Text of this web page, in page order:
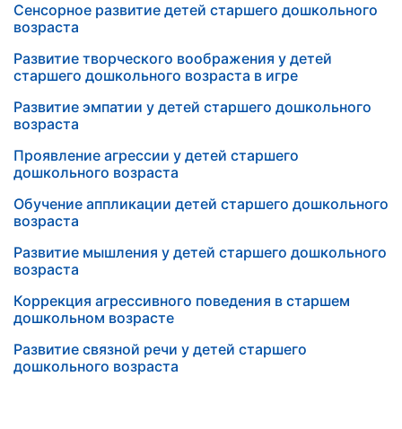
Сенсорное развитие детей старшего дошкольного
возраста
Развитие творческого воображения у детей
старшего дошкольного возраста в игре
Развитие эмпатии у детей старшего дошкольного
возраста
Проявление агрессии у детей старшего
дошкольного возраста
Обучение аппликации детей старшего дошкольного
возраста
Развитие мышления у детей старшего дошкольного
возраста
Коррекция агрессивного поведения в старшем
дошкольном возрасте
Развитие связной речи у детей старшего
дошкольного возраста